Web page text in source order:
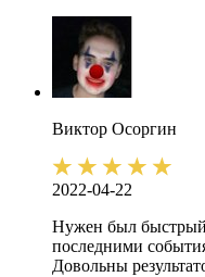
Виктор Осоргин
2022-04-22
Нужен был быстрый
последними
Довольны